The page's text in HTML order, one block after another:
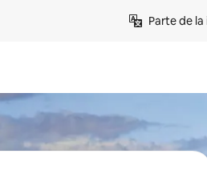
Parte de